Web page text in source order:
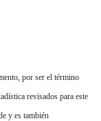
por ser el término
revisados para este
y es también